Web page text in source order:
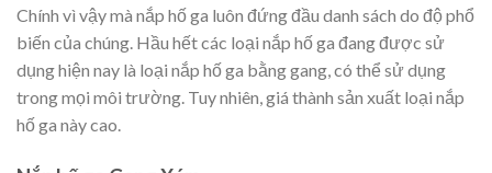
Chính vì vậy mà nắp hố ga luôn đứng đầu danh sách do độ phổ
biến của chúng. Hầu hết các loại nắp hố ga đang được sử
dụng hiện nay là loại nắp hố ga bằng gang, có thể sử dụng
trong mọi môi trường. Tuy nhiên, giá thành sản xuất loại nắp
hố ga này cao.